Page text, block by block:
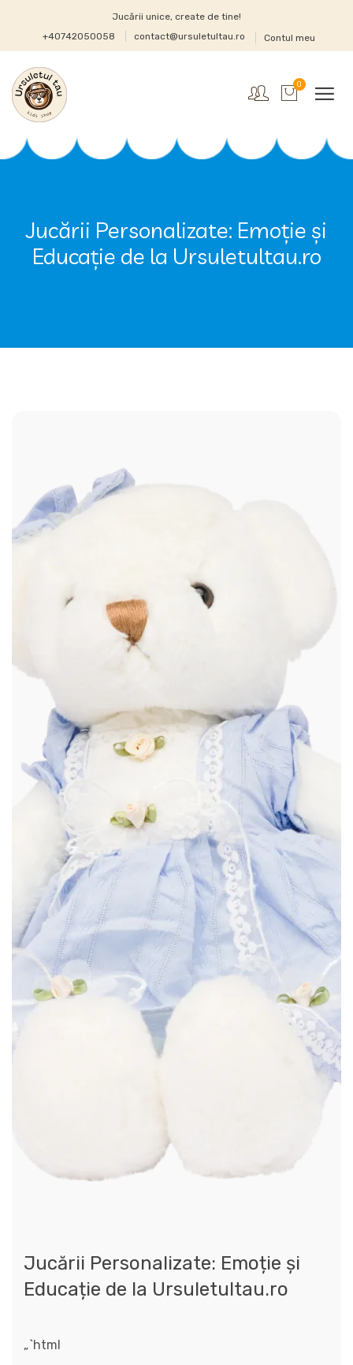
Jucării unice, create de tine!
+40742050058
contact@ursuletultau.ro Contul meu
0
Jucării Personalizate: Emoție și
Educație de la Ursuletultau.ro
Jucării Personalizate: Emoție și
Educație de la Ursuletultau.ro
„`html